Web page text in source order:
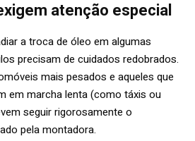
atenção especial
a troca de óleo em algumas
precisam de cuidados redobrados.
mais pesados e aqueles que
em marcha lenta (como táxis ou
seguir rigorosamente o
pela montadora.